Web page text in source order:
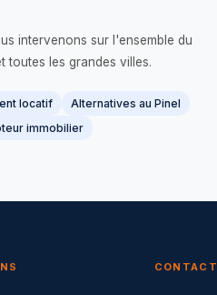
intervenons sur l'ensemble du
toutes les grandes villes.
locatif
Alternatives au Pinel
immobilier
CONTACT